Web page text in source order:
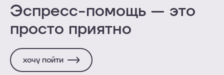
Эспресс-помощь — это
просто приятно
хочу пойти